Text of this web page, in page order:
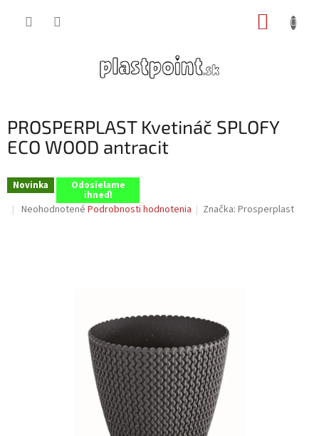
PROSPERPLAST Kvetináč SPLOFY
ECO WOOD antracit
Novinka Odosielame
ihneď!
Priemerné
Neohodnotené Podrobnosti hodnotenia Značka:Prosperplast